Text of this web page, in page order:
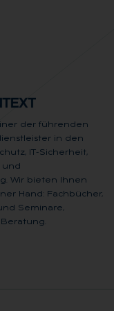
einer der führenden
in den
IT-Sicherheit,
und
Wir bieten Ihnen
Hand: Fachbücher,
Seminare,